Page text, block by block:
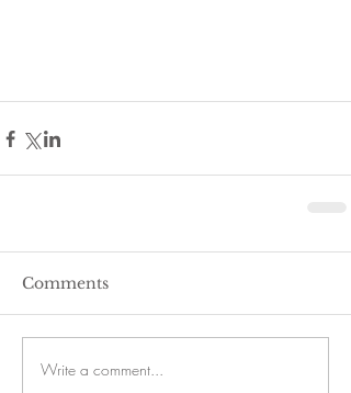
Comments
Write a comment...